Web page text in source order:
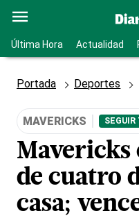
Última Hora Actualidad
Portada Deportes
MAVERICKS
Mavericks
de cuatro
casa;